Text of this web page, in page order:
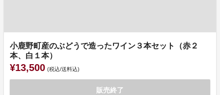
小鹿野町産のぶどうで造ったワイン３本セット（赤２
本、白１本）
¥13,500 (税込/送料込)
販売終了